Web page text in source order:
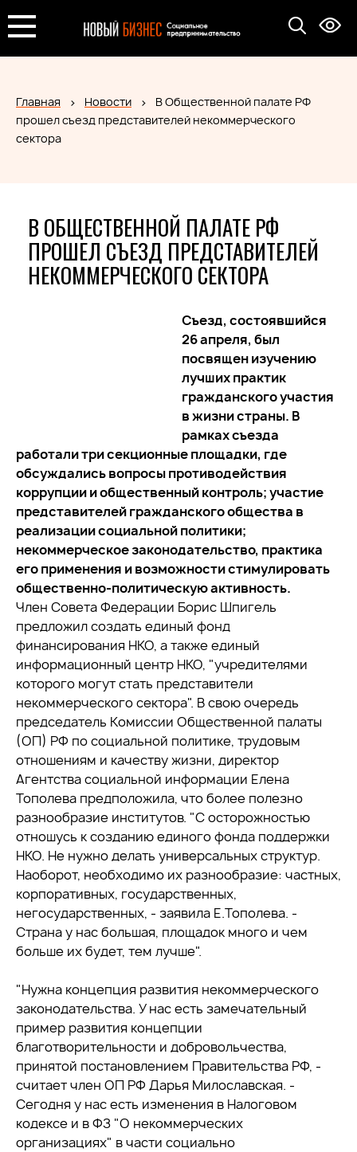
Главная Новости
В Общественной палате РФ
прошел съезд представителей некоммерческого
сектора
В ОБЩЕСТВЕННОЙ ПАЛАТЕ РФ
ПРОШЕЛ СЪЕЗД ПРЕДСТАВИТЕЛЕЙ
НЕКОММЕРЧЕСКОГО СЕКТОРА
Съезд, состоявшийся
26 апреля, был
посвящен изучению
лучших практик
гражданского участия
в жизни страны. В
рамках съезда
работали три секционные площадки, где
обсуждались вопросы противодействия
коррупции и общественный контроль; участие
представителей гражданского общества в
реализации социальной политики;
некоммерческое законодательство, практика
его применения и возможности стимулировать
общественно-политическую активность.
Член Совета Федерации Борис Шпигель
предложил создать единый фонд
финансирования НКО, а также единый
информационный центр НКО, "учредителями
которого могут стать представители
некоммерческого сектора". В свою очередь
председатель Комиссии Общественной палаты
(ОП) РФ по социальной политике, трудовым
отношениям и качеству жизни, директор
Агентства социальной информации Елена
Тополева предположила, что более полезно
разнообразие институтов. "С осторожностью
отношусь к созданию единого фонда поддержки
НКО. Не нужно делать универсальных структур.
Наоборот, необходимо их разнообразие: частных,
корпоративных, государственных,
негосударственных, - заявила Е.Тополева. -
Страна у нас большая, площадок много и чем
больше их будет, тем лучше".
"Нужна концепция развития некоммерческого
законодательства. У нас есть замечательный
пример развития концепции
благотворительности и добровольчества,
принятой постановлением Правительства РФ, -
считает член ОП РФ Дарья Милославская. -
Сегодня у нас есть изменения в Налоговом
кодексе и в ФЗ "О некоммерческих
организациях" в части социально